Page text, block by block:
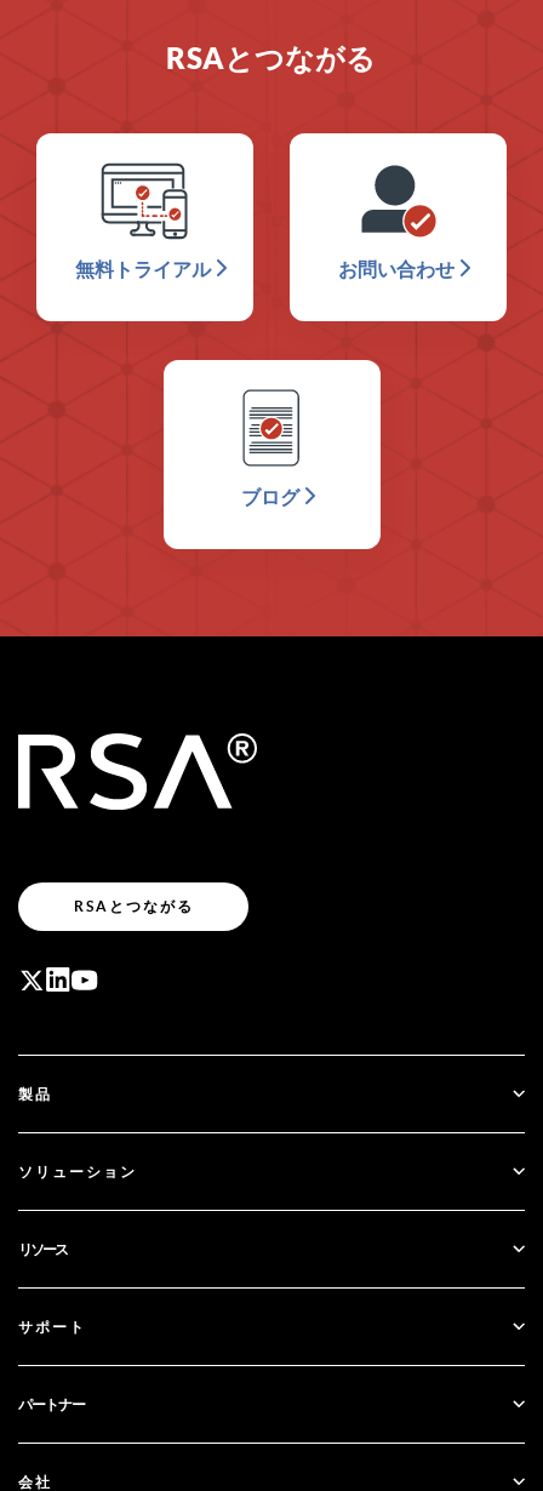
RSAとつながる
無料トライアル お問い合わせ
ブログ
RSAとつながる
製品
SecurID
ソリューション
多要素認証
金融サービス
リソース
ブログ
ドキュメンテーション
サポート
カスタマー・サポート
パートナー
会社